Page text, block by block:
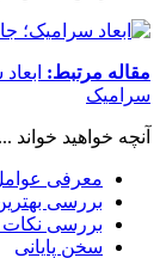
مقاله مرتبط:
سرامیک
آنچه خواهید خواند ...
معرفی
بررسی
بررسی نکات
سخن پایانی